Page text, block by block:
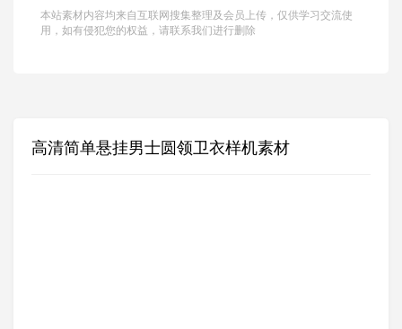
本站素材内容均来自互联网搜集整理及会员上传，仅供学习交流使
用，如有侵犯您的权益，请联系我们进行删除
高清简单悬挂男士圆领卫衣样机素材